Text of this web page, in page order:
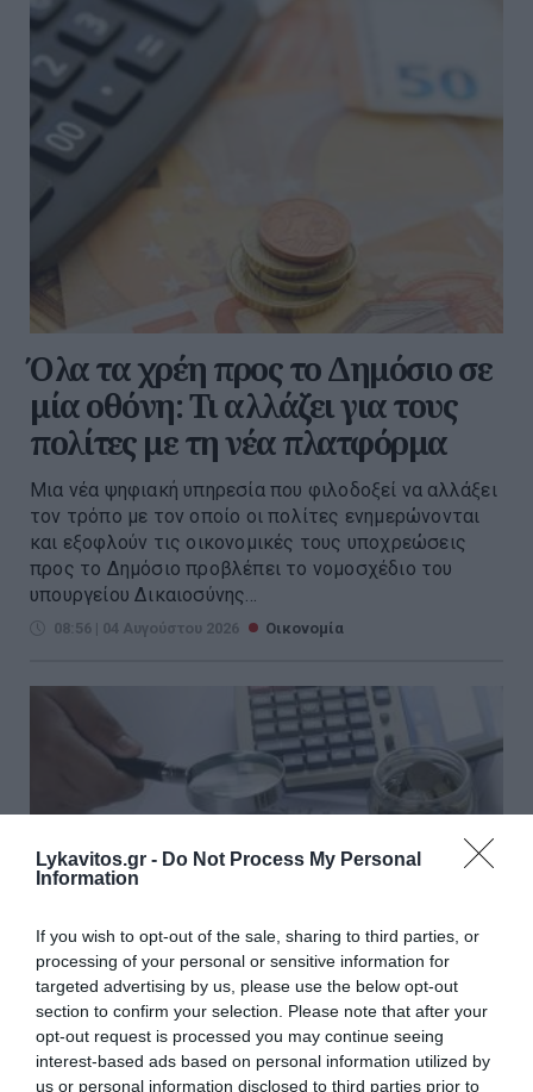
Lykavitos.gr - Do Not Process My Personal
Information
If you wish to opt-out of the sale, sharing to third parties, or
processing of your personal or sensitive information for
targeted advertising by us, please use the below opt-out
section to confirm your selection. Please note that after your
opt-out request is processed you may continue seeing
interest-based ads based on personal information utilized by
us or personal information disclosed to third parties prior to
Όλα τα χρέη προς το Δημόσιο σε
μία οθόνη: Τι αλλάζει για τους
πολίτες με τη νέα πλατφόρμα
Μια νέα ψηφιακή υπηρεσία που φιλοδοξεί να αλλάξει
τον τρόπο με τον οποίο οι πολίτες ενημερώνονται
και εξοφλούν τις οικονομικές τους υποχρεώσεις
προς το Δημόσιο προβλέπει το νομοσχέδιο του
υπουργείου Δικαιοσύνης...
08:56 | 04 Αυγούστου 2026 Οικονομία
Πόθεν Έσχες 2026: Άνοιξε η